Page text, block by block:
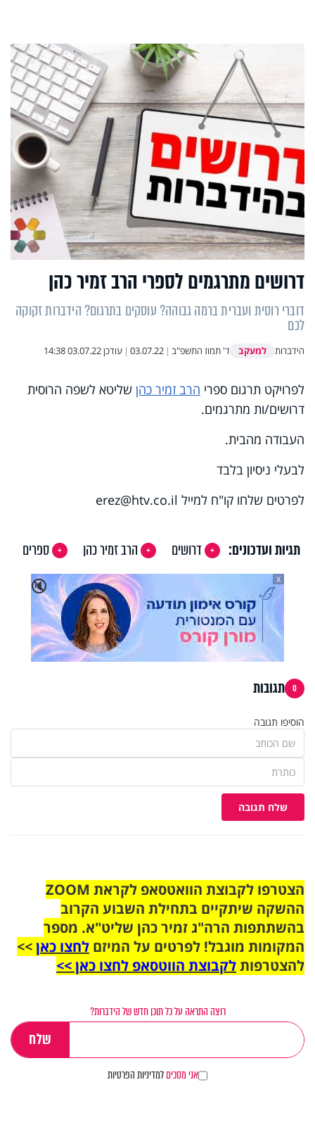
דרושים מתרגמים לספרי הרב זמיר כהן
דוברי רוסית ועברית ברמה גבוהה? עוסקים בתרגום? הידברות זקוקה
לכם
הידברות למעקב ד' תמוז התשפ"ב |
03.07.22
| עודכן03.07.22 14:38
לפרויקט תרגום ספרי הרב זמיר כהן שליטא לשפה הרוסית
דרושים/ות מתרגמים.
העבודה מהבית.
לבעלי ניסיון בלבד
לפרטים שלחו קו"ח למייל erez@htv.co.il
תגיות ועדכונים: דרושים הרב זמיר כהן
ספרים
🔇
X
0 תגובות
הוסיפו תגובה
שלח תגובה
הצטרפו לקבוצת הוואטסאפ לקראת ZOOM
ההשקה שיתקיים בתחילת השבוע הקרוב
בהשתתפות הרה"ג זמיר כהן שליט"א. מספר
המקומות מוגבל! לפרטים על המיזם לחצו כאן>>
להצטרפותלקבוצת הווטסאפ לחצו כאן >>
רוצה התראה על כל תוכן חדש של הידברות?
אני מסכיםלמדיניות הפרטיות